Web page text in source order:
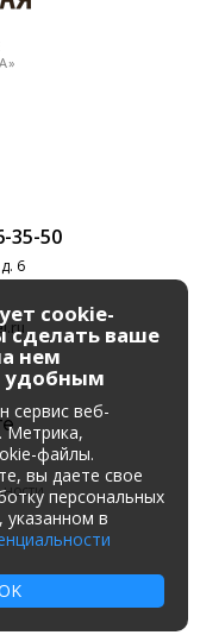
35-50
6
cookie-
ваше
нем
удобным
сервис веб-
Метрика,
файлы.
вы даете свое
персональных
указанном в